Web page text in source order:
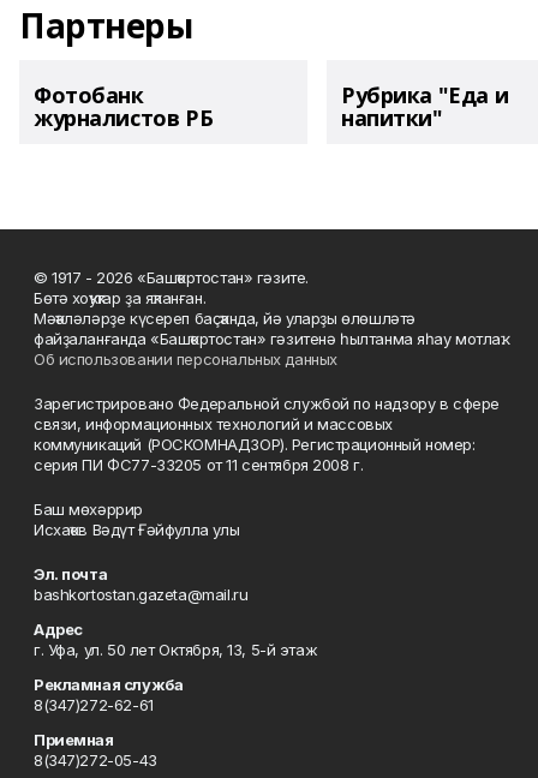
Партнеры
Фотобанк
журналистов РБ
Рубрика "Еда и
напитки"
© 1917 - 2026 «Башҡортостан» гәзите.
Бөтә хоҡуҡтар ҙа яҡланған.
Мәҡәләләрҙе күсереп баҫҡанда, йә уларҙы өлөшләтә
файҙаланғанда «Башҡортостан» гәзитенә һылтанма яһау мотлаҡ.
Об использовании персональных данных
Зарегистрировано Федеральной службой по надзору в сфере
связи, информационных технологий и массовых
коммуникаций (РОСКОМНАДЗОР). Регистрационный номер:
серия ПИ ФС77-33205 от 11 сентября 2008 г.
Баш мөхәррир
Исхаҡов Вәдүт Ғәйфулла улы
Эл. почта
bashkortostan.gazeta@mail.ru
Адрес
г. Уфа, ул. 50 лет Октября, 13, 5-й этаж
Рекламная служба
8(347)272-62-61
Приемная
8(347)272-05-43